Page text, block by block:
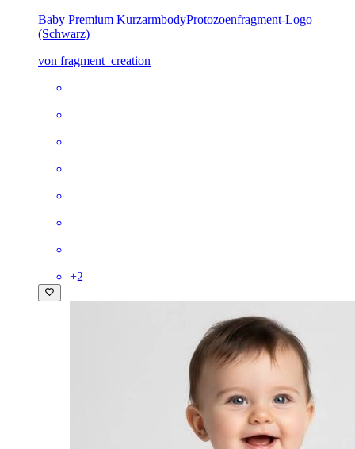
Baby Premium KurzarmbodyProtozoenfragment-Logo
(Schwarz)
von fragment_creation
+2